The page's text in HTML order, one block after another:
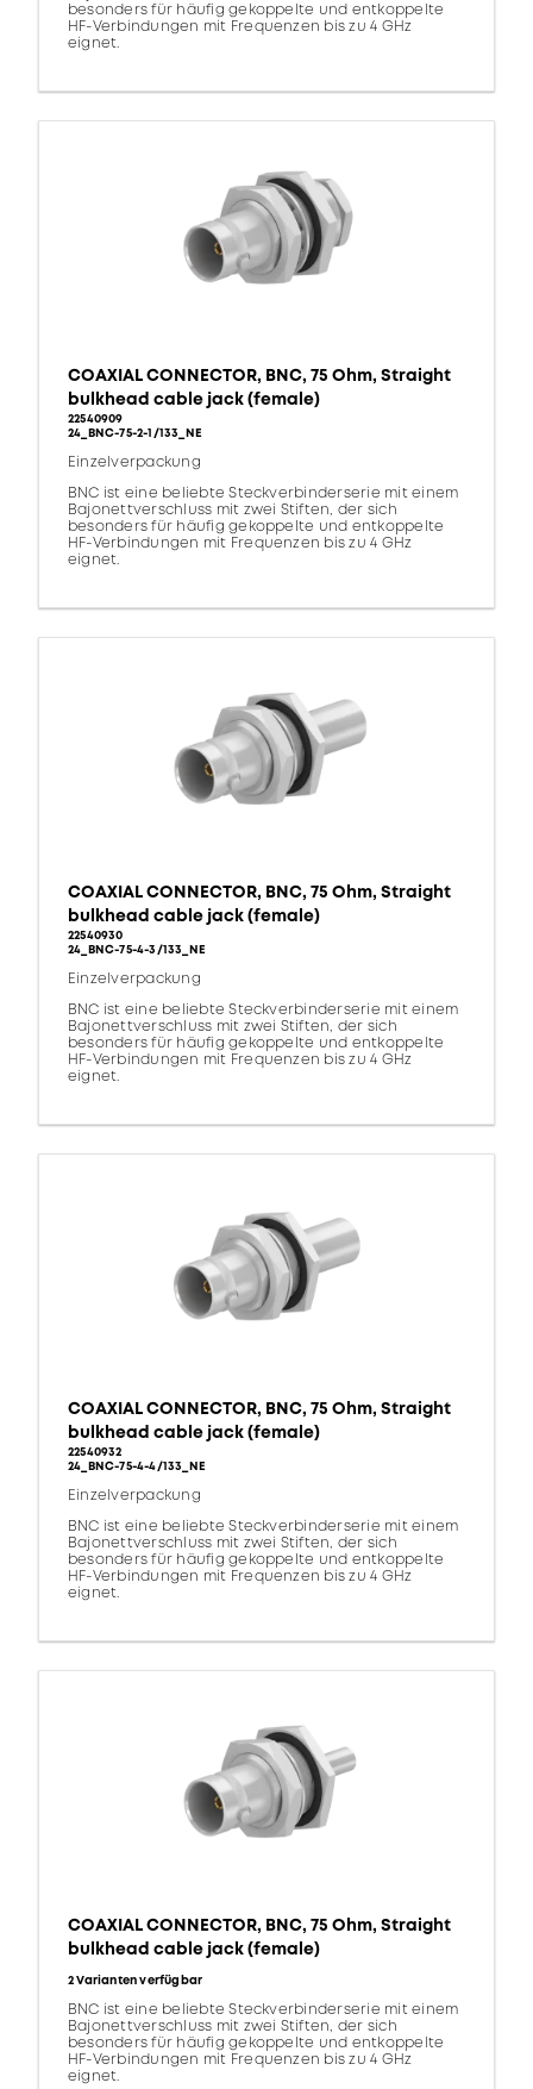
besonders für häufig gekoppelte und entkoppelte
HF-Verbindungen mit Frequenzen bis zu 4 GHz
eignet.
COAXIAL CONNECTOR, BNC, 75 Ohm, Straight
bulkhead cable jack (female)
22540909
24_BNC-75-2-1/133_NE
Einzelverpackung
BNC ist eine beliebte Steckverbinderserie mit einem
Bajonettverschluss mit zwei Stiften, der sich
besonders für häufig gekoppelte und entkoppelte
HF-Verbindungen mit Frequenzen bis zu 4 GHz
eignet.
COAXIAL CONNECTOR, BNC, 75 Ohm, Straight
bulkhead cable jack (female)
22540930
24_BNC-75-4-3/133_NE
Einzelverpackung
BNC ist eine beliebte Steckverbinderserie mit einem
Bajonettverschluss mit zwei Stiften, der sich
besonders für häufig gekoppelte und entkoppelte
HF-Verbindungen mit Frequenzen bis zu 4 GHz
eignet.
COAXIAL CONNECTOR, BNC, 75 Ohm, Straight
bulkhead cable jack (female)
22540932
24_BNC-75-4-4/133_NE
Einzelverpackung
BNC ist eine beliebte Steckverbinderserie mit einem
Bajonettverschluss mit zwei Stiften, der sich
besonders für häufig gekoppelte und entkoppelte
HF-Verbindungen mit Frequenzen bis zu 4 GHz
eignet.
COAXIAL CONNECTOR, BNC, 75 Ohm, Straight
bulkhead cable jack (female)
2 Varianten verfügbar
BNC ist eine beliebte Steckverbinderserie mit einem
Bajonettverschluss mit zwei Stiften, der sich
besonders für häufig gekoppelte und entkoppelte
HF-Verbindungen mit Frequenzen bis zu 4 GHz
eignet.